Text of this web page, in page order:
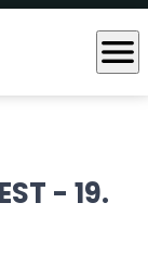
menu
- 19.